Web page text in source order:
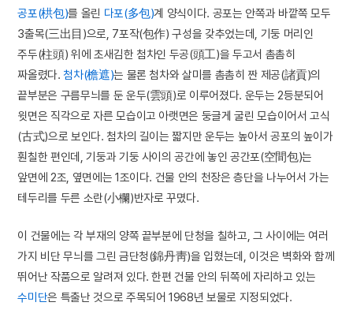
공포(栱包)를 올린 다포(多包)계 양식이다. 공포는 안쪽과 바깥쪽 모두
3출목(三出目)으로, 7포작(包作) 구성을 갖추었는데, 기둥 머리인
주두(柱頭) 위에 초새김한 첨차인 두공(頭工)을 두고서 촘촘히
짜올렸다. 첨차(檐遮)는 물론 첨차와 살미를 촘촘히 짠 제공(諸貢)의
끝부분은 구름무늬를 둔 운두(雲頭)로 이루어졌다. 운두는 2등분되어
윗면은 직각으로 자른 모습이고 아랫면은 둥글게 굴린 모습이어서 고식
(古式)으로 보인다. 첨차의 길이는 짧지만 운두는 높아서 공포의 높이가
훤칠한 편인데, 기둥과 기둥 사이의 공간에 놓인 공간포(空間包)는
앞면에 2조, 옆면에는 1조이다. 건물 안의 천장은 층단을 나누어서 가는
테두리를 두른 소란(小欄)반자로 꾸몄다.
이 건물에는 각 부재의 양쪽 끝부분에 단청을 칠하고, 그 사이에는 여러
가지 비단 무늬를 그린 금단청(錦丹靑)을 입혔는데, 이것은 벽화와 함께
뛰어난 작품으로 알려져 있다. 한편 건물 안의 뒤쪽에 자리하고 있는
수미단은 특출난 것으로 주목되어 1968년 보물로 지정되었다.